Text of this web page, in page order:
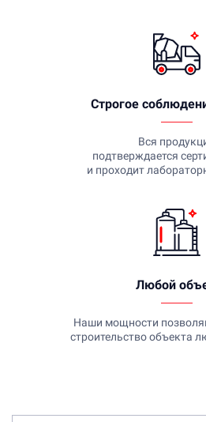
Строгое
Вся
подтверждается
и проходит
Любой
Наши мощности
строительство объекта